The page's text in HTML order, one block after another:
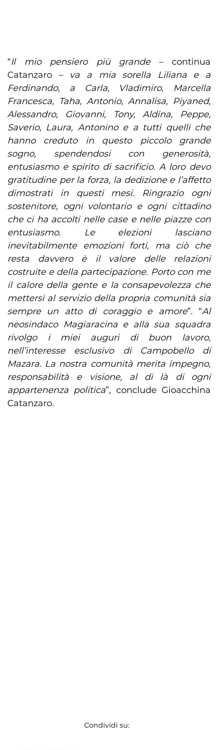
“Il mio pensiero più grande– continua
Catanzaro – va a mia sorella Liliana e a
Ferdinando, a Carla, Vladimiro, Marcella
Francesca, Taha, Antonio, Annalisa, Piyaned,
Alessandro, Giovanni, Tony, Aldina, Peppe,
Saverio, Laura, Antonino e a tutti quelli che
hanno creduto in questo piccolo grande
sogno, spendendosi con generosità,
entusiasmo e spirito di sacrificio. A loro devo
gratitudine per la forza, la dedizione e l’affetto
dimostrati in questi mesi. Ringrazio ogni
sostenitore, ogni volontario e ogni cittadino
che ci ha accolti nelle case e nelle piazze con
entusiasmo. Le elezioni lasciano
inevitabilmente emozioni forti, ma ciò che
resta davvero è il valore delle relazioni
costruite e della partecipazione. Porto con me
il calore della gente e la consapevolezza che
mettersi al servizio della propria comunità sia
sempre un atto di coraggio e amore”. “Al
neosindaco Magiaracina e alla sua squadra
rivolgo i miei auguri di buon lavoro,
nell’interesse esclusivo di Campobello di
Mazara. La nostra comunità merita impegno,
responsabilità e visione, al di là di ogni
appartenenza politica”, conclude Gioacchina
Catanzaro.
Condividi su: